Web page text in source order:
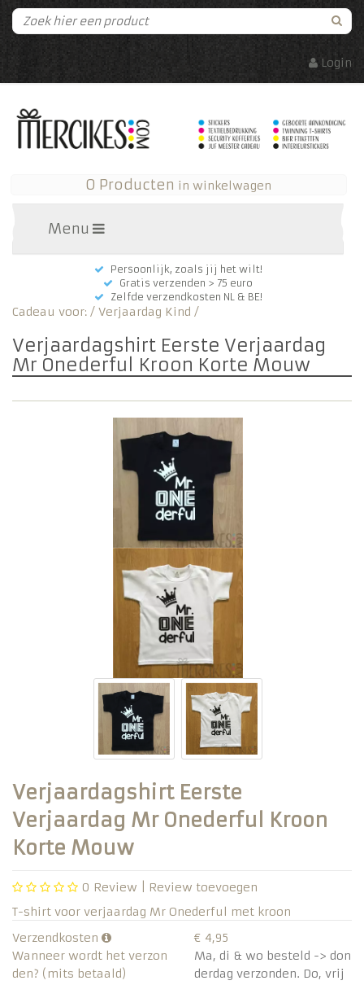
Login
0 Producten in winkelwagen
Menu
Persoonlijk, zoals jij het wilt!
Gratis verzenden > 75 euro
Zelfde verzendkosten NL & BE!
Cadeau voor: / Verjaardag Kind /
Verjaardagshirt Eerste Verjaardag
Mr Onederful Kroon Korte Mouw
Verjaardagshirt Eerste
Verjaardag Mr Onederful Kroon
Korte Mouw
0 Review |
Review toevoegen
T-shirt voor verjaardag Mr Onederful met kroon
Verzendkosten
€ 4,95
Wanneer wordt het verzon
den? (mits betaald)
Ma, di & wo besteld -> don
derdag verzonden. Do, vrij